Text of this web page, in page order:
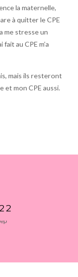
la maternelle,
à quitter le CPE
me stresse un
au CPE m’a
mais ils resteront
et mon CPE aussi.